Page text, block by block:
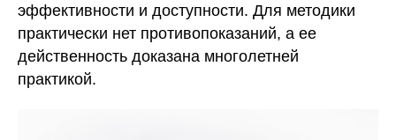
эффективности и доступности. Для методики
практически нет противопоказаний, а ее
действенность доказана многолетней
практикой.
Каталог Отзывы
Комплектация Частые вопросы
Статьи Сотрудничество
Контакты